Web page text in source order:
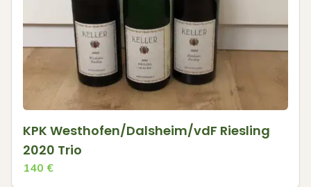
KPK Westhofen/Dalsheim/vdF Riesling
2020 Trio
140 €